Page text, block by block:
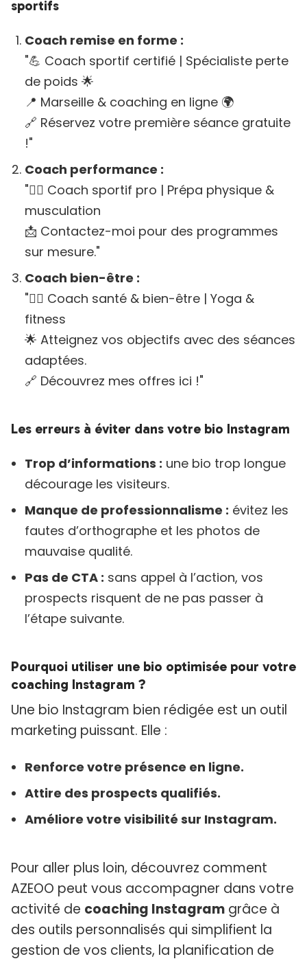
sportifs
Coach remise en forme :
"💪 Coach sportif certifié | Spécialiste perte
de poids 🌟
📍 Marseille & coaching en ligne 🌍
🔗 Réservez votre première séance gratuite
!"
Coach performance :
"🏋️‍♂️ Coach sportif pro | Prépa physique &
musculation
📩 Contactez-moi pour des programmes
sur mesure."
Coach bien-être :
"🧘‍♀️ Coach santé & bien-être | Yoga &
fitness
🌟 Atteignez vos objectifs avec des séances
adaptées.
🔗 Découvrez mes offres ici !"
Les erreurs à éviter dans votre bio Instagram
Trop d’informations : une bio trop longue
décourage les visiteurs.
Manque de professionnalisme : évitez les
fautes d’orthographe et les photos de
mauvaise qualité.
Pas de CTA : sans appel à l’action, vos
prospects risquent de ne pas passer à
l’étape suivante.
Pourquoi utiliser une bio optimisée pour votre
coaching Instagram ?
Une bio Instagram bien rédigée est un outil
marketing puissant. Elle :
Renforce votre présence en ligne.
Attire des prospects qualifiés.
Améliore votre visibilité sur Instagram.
Pour aller plus loin, découvrez comment
AZEOO peut vous accompagner dans votre
activité de coaching Instagram grâce à
des outils personnalisés qui simplifient la
gestion de vos clients, la planification de